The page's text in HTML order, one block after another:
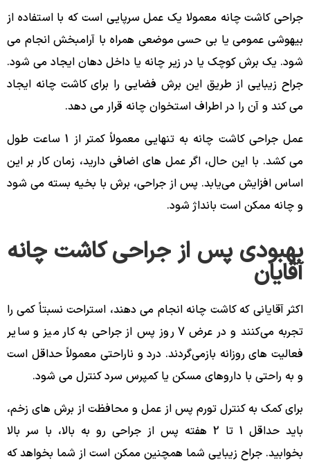
جراحی کاشت چانه معمولا یک عمل سرپایی است که با استفاده از
بیهوشی عمومی یا بی حسی موضعی همراه با آرامبخش انجام می
شود. یک برش کوچک یا در زیر چانه یا داخل دهان ایجاد می شود.
جراح زیبایی از طریق این برش فضایی را برای کاشت چانه ایجاد
می کند و آن را در اطراف استخوان چانه قرار می دهد.
عمل جراحی کاشت چانه به تنهایی معمولاً کمتر از 1 ساعت طول
می کشد. با این حال، اگر عمل های اضافی دارید، زمان کار بر این
اساس افزایش می‌یابد. پس از جراحی، برش با بخیه بسته می شود
و چانه ممکن است بانداژ شود.
بهبودی پس از جراحی کاشت چانه
آقایان
اکثر آقایانی که کاشت چانه انجام می دهند، استراحت نسبتاً کمی را
تجربه می‌کنند و در عرض 7 روز پس از جراحی به کار میز و سایر
فعالیت‌ های روزانه بازمی‌گردند. درد و ناراحتی معمولاً حداقل است
و به راحتی با داروهای مسکن یا کمپرس سرد کنترل می شود.
برای کمک به کنترل تورم پس از عمل و محافظت از برش های زخم،
باید حداقل 1 تا 2 هفته پس از جراحی رو به بالا، با سر بالا
بخوابید. جراح زیبایی شما همچنین ممکن است از شما بخواهد که